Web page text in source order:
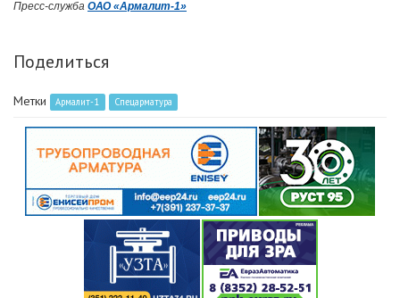
Пресс-служба ОАО «Армалит-1»
Поделиться
Метки Армалит-1 Спецарматура